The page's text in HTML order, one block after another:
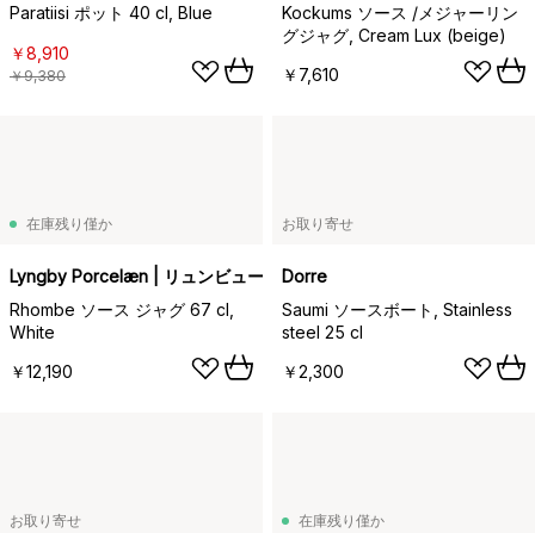
Paratiisi ポット 40 cl, Blue
￥8,910
￥9,380
Kockums ソース /メジャーリン
グジャグ, Cream Lux (beige)
￥7,610
在庫残り僅か
Lyngby Porcelæn | リュンビューポーセリン
Rhombe ソース ジャグ 67 cl,
White
￥12,190
お取り寄せ
Dorre
Saumi ソースボート, Stainless
steel 25 cl
￥2,300
お取り寄せ 在庫残り僅か